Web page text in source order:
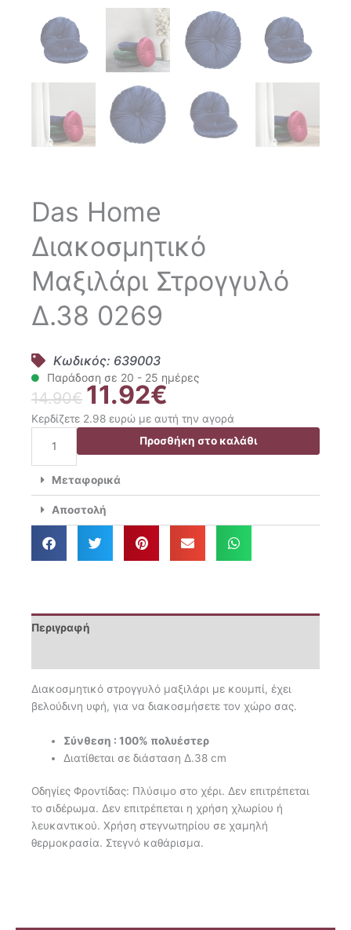
Das Home
Διακοσμητικό
Μαξιλάρι Στρογγυλό
Δ.38 0269
Κωδικός: 639003
Παράδοση σε 20 - 25 ημέρες
14.90€ Original
price
was:
14.90€.
11.92€
τρέχουσα
τιμή
είναι:
Κερδίζετε 2.98 ευρώ με αυτή την αγορά
Home
Διακοσμητικό
Μαξιλάρι
Στρογγυλό
0269
Προσθήκη στο καλάθι
Μεταφορικά
Αποστολή
Περιγραφή
Διακοσμητικό στρογγυλό μαξιλάρι με κουμπί, έχει
βελούδινη υφή, για να διακοσμήσετε τον χώρο σας.
Σύνθεση : 100% πολυέστερ
Διατίθεται σε διάσταση Δ.38 cm
Οδηγίες Φροντίδας: Πλύσιμο στο χέρι. Δεν επιτρέπεται
το σιδέρωμα. Δεν επιτρέπεται η χρήση χλωρίου ή
λευκαντικού. Χρήση στεγνωτηρίου σε χαμηλή
θερμοκρασία. Στεγνό καθάρισμα.